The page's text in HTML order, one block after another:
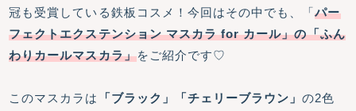
冠も受賞している鉄板コスメ！今回はその中でも、「パー
フェクトエクステンション マスカラ for カール」の「ふん
わりカールマスカラ」をご紹介です♡
このマスカラは 「ブラック」「チェリーブラウン」の2色